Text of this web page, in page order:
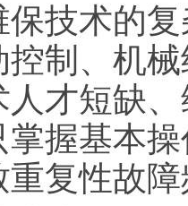
保技术的
控制、机
人才短缺
掌握基本
重复性故